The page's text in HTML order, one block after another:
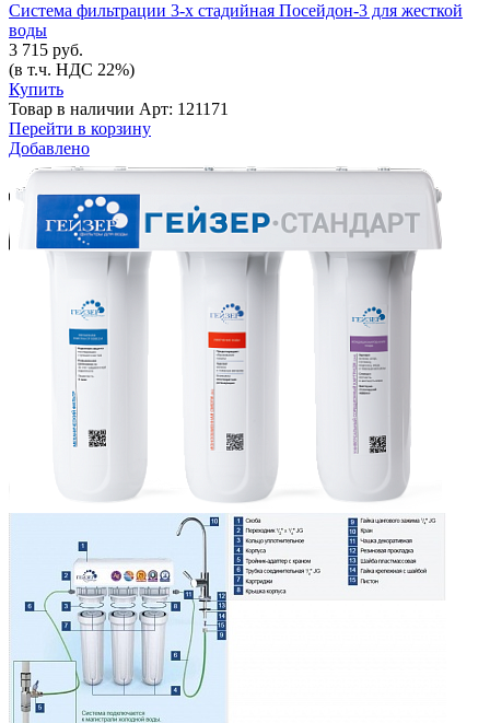
Система фильтрации 3-х стадийная Посейдон-3 для жесткой
воды
3 715 руб.
(в т.ч. НДС 22%)
Купить
Товар в наличии Арт: 121171
Перейти в корзину
Добавлено